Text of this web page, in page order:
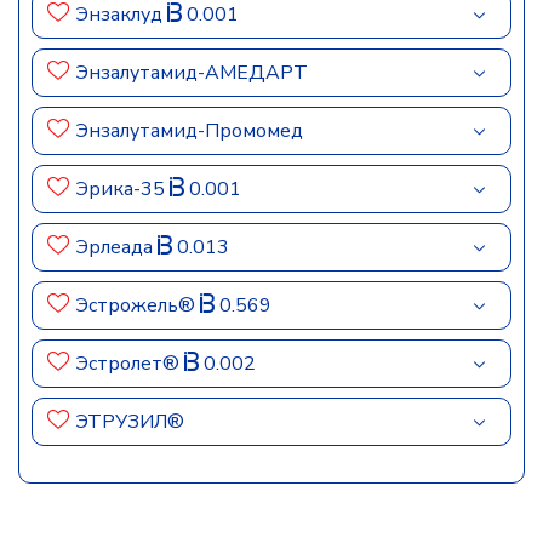
Энзаклуд 0.001
Энзалутамид-АМЕДАРТ
Энзалутамид-Промомед
Эрика-35 0.001
Эрлеада 0.013
Эстрожель® 0.569
Эстролет® 0.002
ЭТРУЗИЛ®